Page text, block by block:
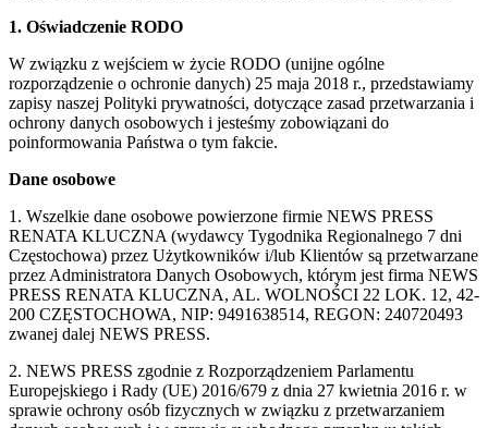
1. Oświadczenie RODO
W związku z wejściem w życie RODO (unijne ogólne
rozporządzenie o ochronie danych) 25 maja 2018 r., przedstawiamy
zapisy naszej Polityki prywatności, dotyczące zasad przetwarzania i
ochrony danych osobowych i jesteśmy zobowiązani do
poinformowania Państwa o tym fakcie.
Dane osobowe
1. Wszelkie dane osobowe powierzone firmie NEWS PRESS
RENATA KLUCZNA (wydawcy Tygodnika Regionalnego 7 dni
Częstochowa) przez Użytkowników i/lub Klientów są przetwarzane
przez Administratora Danych Osobowych, którym jest firma NEWS
PRESS RENATA KLUCZNA, AL. WOLNOŚCI 22 LOK. 12, 42-
200 CZĘSTOCHOWA, NIP: 9491638514, REGON: 240720493
zwanej dalej NEWS PRESS.
2. NEWS PRESS zgodnie z Rozporządzeniem Parlamentu
Europejskiego i Rady (UE) 2016/679 z dnia 27 kwietnia 2016 r. w
sprawie ochrony osób fizycznych w związku z przetwarzaniem